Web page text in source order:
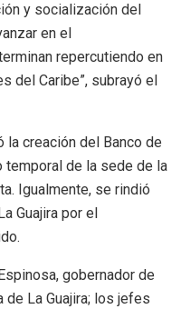
y socialización del
en el
repercutiendo en
del Caribe”, subrayó el
creación del Banco de
temporal de la sede de la
Igualmente, se rindió
Guajira por el
gobernador de
de La Guajira; los jefes